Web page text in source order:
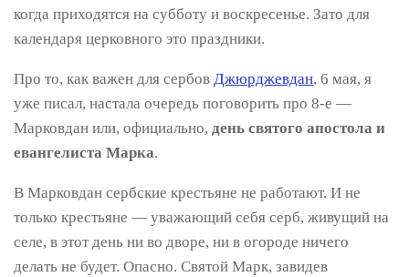
когда приходятся на субботу и воскресенье. Зато для
календаря церковного это праздники.
Про то, как важен для сербов Джюрджевдан, 6 мая, я
уже писал, настала очередь поговорить про 8-е —
Марковдан или, официально, день святого апостола и
евангелиста Марка.
В Марковдан сербские крестьяне не работают. И не
только крестьяне — уважающий себя серб, живущий на
селе, в этот день ни во дворе, ни в огороде ничего
делать не будет. Опасно. Святой Марк, завидев